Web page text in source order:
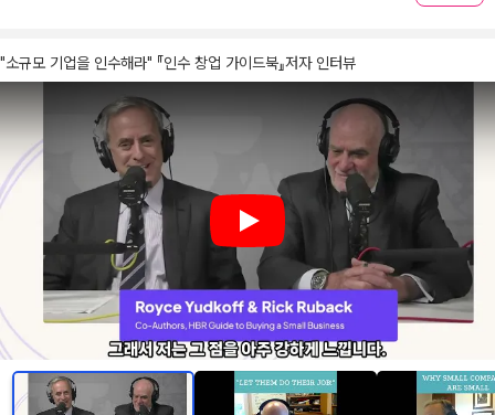
"소규모 기업을 인수해라" 『인수 창업 가이드북』저자 인터뷰
Play